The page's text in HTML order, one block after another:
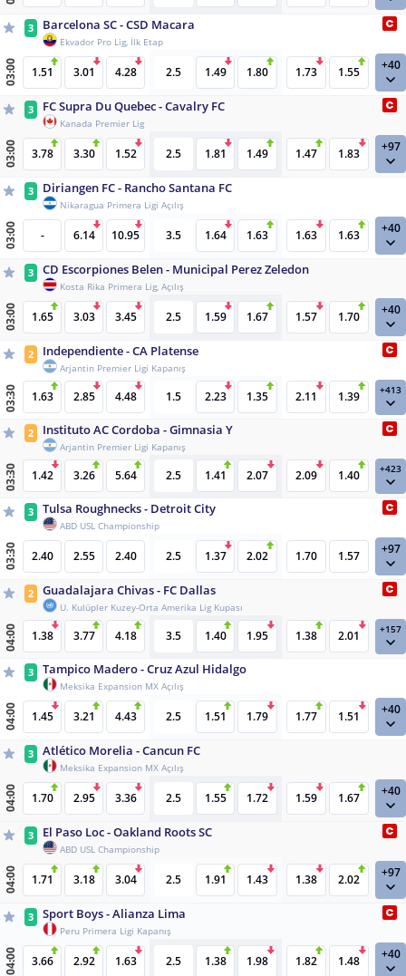
3 Barcelona SC - CSD Macara
Ekvador Pro Lig, İlk Etap
03:00 1.51 3.01 4.28 2.5 1.49 1.80 1.73 1.55 +40
3 FC Supra Du Quebec - Cavalry FC
Kanada Premier Lig
03:00 3.78 3.30 1.52 2.5 1.81 1.49 1.47 1.83 +97
3 Diriangen FC - Rancho Santana FC
Nikaragua Primera Ligi Açılış
03:00 - 6.14 10.95 3.5 1.64 1.63 1.63 1.63 +40
3 CD Escorpiones Belen - Municipal Perez Zeledon
Kosta Rika Primera Lig, Açılış
03:00 1.65 3.03 3.45 2.5 1.59 1.67 1.57 1.70 +40
2 Independiente - CA Platense
Arjantin Premier Ligi Kapanış
03:30 1.63 2.85 4.48 1.5 2.23 1.35 2.11 1.39 +413
2 Instituto AC Cordoba - Gimnasia Y
Arjantin Premier Ligi Kapanış
03:30 1.42 3.26 5.64 2.5 1.41 2.07 2.09 1.40 +423
3 Tulsa Roughnecks - Detroit City
ABD USL Championship
03:30 2.40 2.55 2.40 2.5 1.37 2.02 1.70 1.57 +97
2 Guadalajara Chivas - FC Dallas
U. Kulüpler Kuzey-Orta Amerika Lig Kupası
04:00 1.38 3.77 4.18 3.5 1.40 1.95 1.38 2.01 +157
3 Tampico Madero - Cruz Azul Hidalgo
Meksika Expansion MX Açılış
04:00 1.45 3.21 4.43 2.5 1.51 1.79 1.77 1.51 +40
3 Atlético Morelia - Cancun FC
Meksika Expansion MX Açılış
04:00 1.70 2.95 3.36 2.5 1.55 1.72 1.59 1.67 +40
3 El Paso Loc - Oakland Roots SC
ABD USL Championship
04:00 1.71 3.18 3.04 2.5 1.91 1.43 1.38 2.02 +97
3 Sport Boys - Alianza Lima
Peru Primera Ligi Kapanış
04:00 3.66 2.92 1.63 2.5 1.38 1.98 1.82 1.48 +40